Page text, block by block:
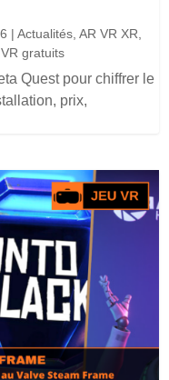
|Actualités ,AR VR XR
gratuits
Quest pour chiffrer le
prix,